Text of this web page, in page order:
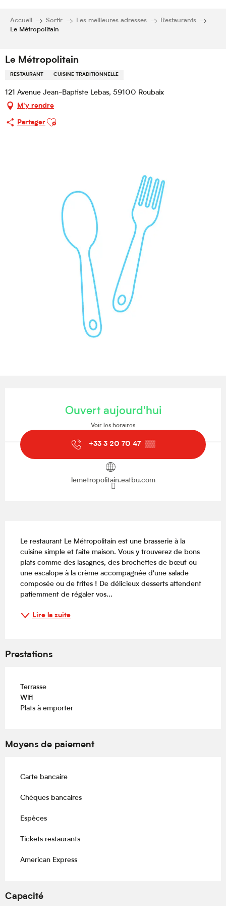
Accueil Sortir Les meilleures adresses
Restaurants
Le Métropolitain
Le Métropolitain
RESTAURANT CUISINE TRADITIONNELLE
121 Avenue Jean-Baptiste Lebas, 59100 Roubaix
M'y rendre
Partager
Ajouter aux favoris
Ouvert aujourd'hui
Voir les horaires
+33 3 20 70 47 ▒▒
lemetropolitain.eatbu.com
Le restaurant Le Métropolitain est une brasserie à la
cuisine simple et faite maison. Vous y trouverez de bons
plats comme des lasagnes, des brochettes de bœuf ou
une escalope à la crème accompagnée d'une salade
composée ou de frites ! De délicieux desserts attendent
patiemment de régaler vos...
Lire la suite
Prestations
Terrasse
Wifi
Plats à emporter
Moyens de paiement
Carte bancaire
Chèques bancaires
Espèces
Tickets restaurants
American Express
Capacité